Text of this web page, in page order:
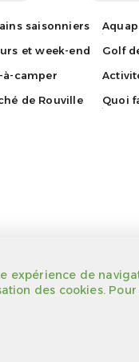
de
des cookies.
saisonniers
et week-end
à-camper
de Rouville
Golf
Quoi